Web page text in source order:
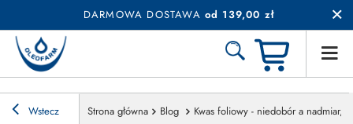
DARMOWA DOSTAWA od 139,00 zł
Wstecz Strona główna Blog Kwas foliowy - niedobór a nadmiar,